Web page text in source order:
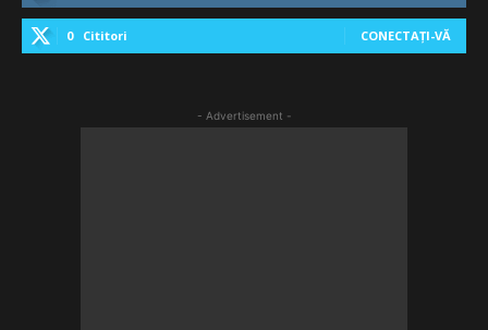
0 Cititori CONECTAȚI-VĂ
- Advertisement -